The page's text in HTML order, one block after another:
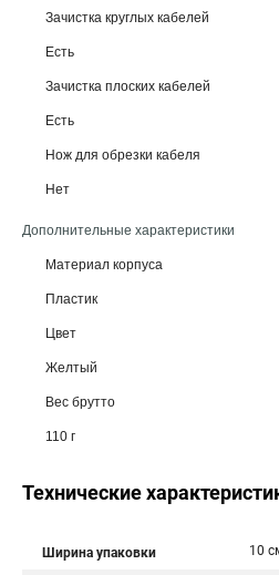
Зачистка круглых кабелей
Есть
Зачистка плоских кабелей
Есть
Нож для обрезки кабеля
Нет
Дополнительные характеристики
Материал корпуса
Пластик
Цвет
Желтый
Вес брутто
110 г
Технические
Ширина упаковки 10